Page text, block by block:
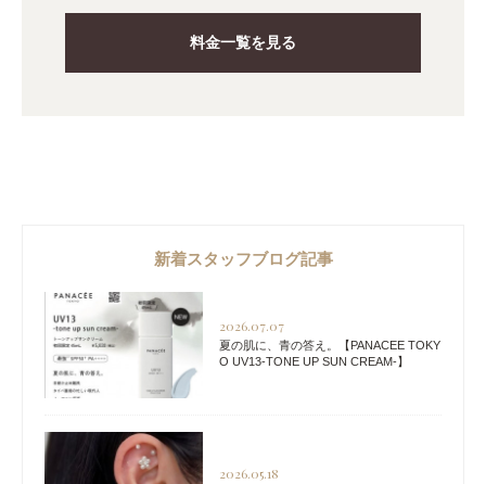
料金一覧を見る
新着スタッフブログ記事
2026.07.07
夏の肌に、青の答え。【PANACEE TOKY
O UV13-TONE UP SUN CREAM-】
2026.05.18